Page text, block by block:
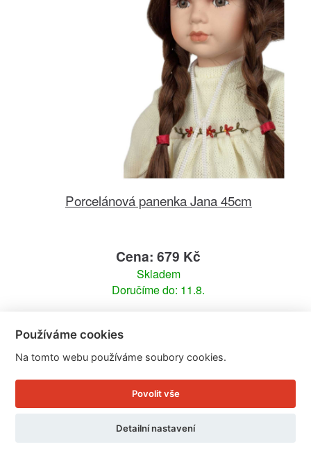
Porcelánová panenka Jana 45cm
Cena: 679 Kč
Skladem
Doručíme do: 11.8.
Používáme cookies
Na tomto webu používáme soubory cookies.
Povolit vše
Detailní nastavení